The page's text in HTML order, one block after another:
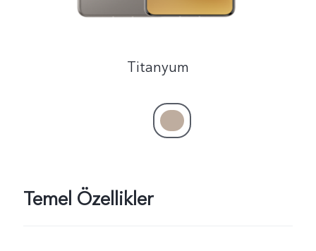
Titanyum
Temel Özellikler